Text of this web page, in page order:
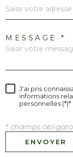
MESSAGE *
J'ai pris
informations
personnelles (*)*
* champs
ENVOYER